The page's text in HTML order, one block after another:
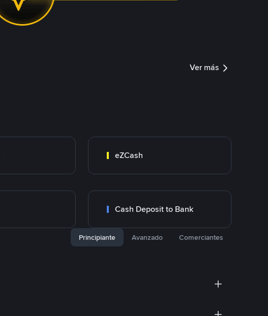
Ver más
eZCash
Cash Deposit to Bank
Principiante Avanzado Comerciantes